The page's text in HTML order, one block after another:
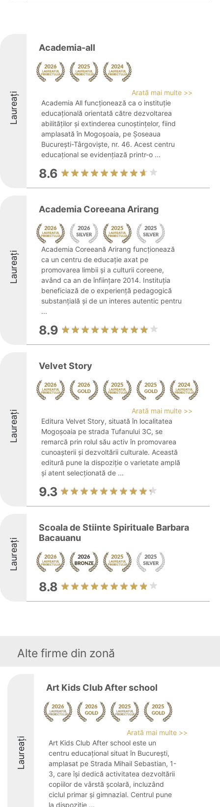
Laureați
Academia-all
Arată mai multe >>
Academia All funcționează ca o instituție
educațională orientată către dezvoltarea
abilităților și extinderea cunoștințelor, fiind
amplasată în Mogoșoaia, pe Șoseaua
București-Târgoviște, nr. 46. Acest centru
educațional se evidențiază printr-o ...
8.6
Laureați
Academia Coreeana Arirang
Academia Coreeană Arirang funcționează
ca un centru de educație axat pe
promovarea limbii și a culturii coreene,
având ca an de înființare 2014. Instituția
beneficiază de o experiență pedagogică
substanțială și de un interes autentic pentru
...
8.9
Laureați
Velvet Story
Arată mai multe >>
Editura Velvet Story, situată în localitatea
Mogoșoaia pe strada Tufanului 3C, se
remarcă prin rolul său activ în promovarea
cunoașterii și dezvoltării culturale. Această
editură pune la dispoziție o varietate amplă
şi atent selecționată de ...
9.3
Laureați
Scoala de Stiinte Spirituale Barbara
Bacauanu
8.8
Alte firme din zonă
Laureați
Art Kids Club After school
Arată mai multe >>
Art Kids Club After school este un
centru educațional situat în București,
amplasat pe Strada Mihail Sebastian, 1-
3, care își dedică activitatea dezvoltării
copiilor de vârstă școlară, incluzând
ciclul primar și gimnazial. Centrul pune
la dispoziție ...